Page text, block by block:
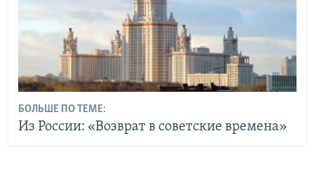
БОЛЬШЕ ПО ТЕМЕ:
Из России: «Возврат в советские времена»